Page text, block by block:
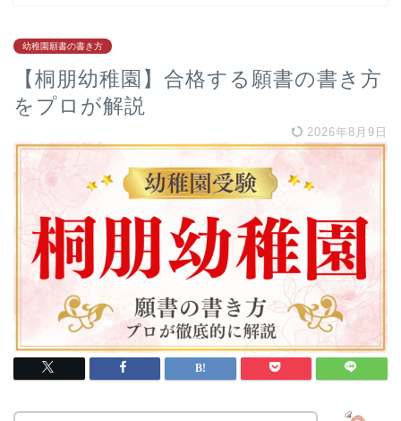
幼稚園願書の書き方
【桐朋幼稚園】合格する願書の書き方
をプロが解説
2026年8月9日
東京都
青山学院幼稚園
昭和女子大学附属昭和こ
サンタ・セシリア幼稚園
武蔵野東幼稚園
雙葉小学校附属幼稚園
聖学院幼稚園
枝光会附属幼稚園
日本女子体育大学附属み
どり幼稚園
白百合学園幼稚園
聖ドミニコ学園幼稚園
枝光会駒場幼稚園
目黒サレジオ幼稚園